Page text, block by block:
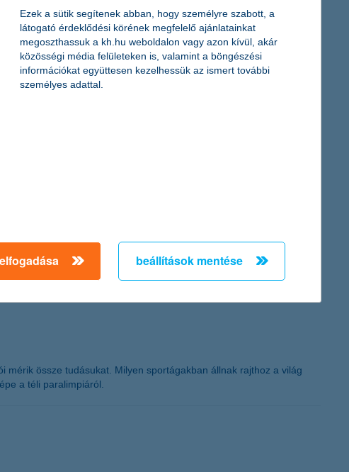
össze tudásukat. Milyen sportágakban állnak rajthoz a világ
a téli paralimpiáról.
Ezek a sütik segítenek abban, hogy személyre szabott, a
látogató érdeklődési körének megfelelő ajánlatainkat
megoszthassuk a kh.hu weboldalon vagy azon kívül, akár
közösségi média felületeken is, valamint a böngészési
információkat együttesen kezelhessük az ismert további
személyes adattal.
beállítások mentése